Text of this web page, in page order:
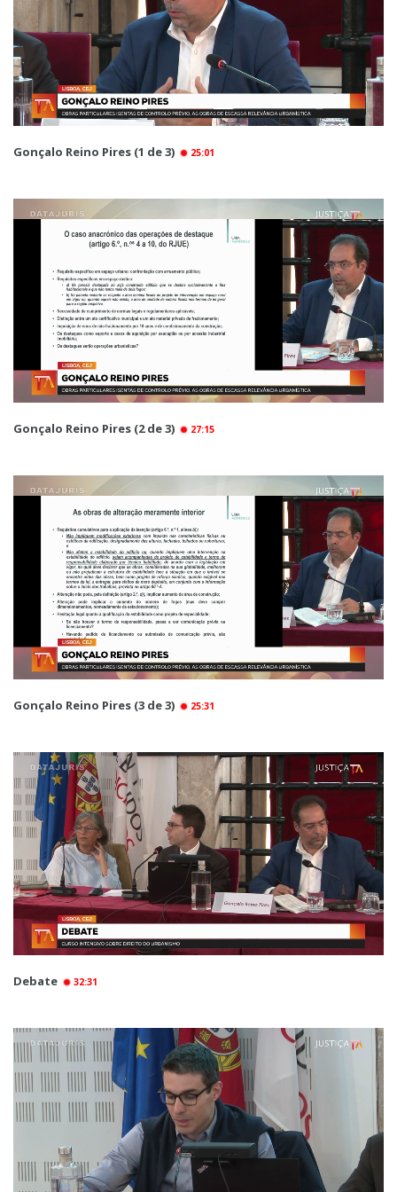
Gonçalo Reino Pires (1 de 3) 25:01
Gonçalo Reino Pires (2 de 3) 27:15
Gonçalo Reino Pires (3 de 3) 25:31
Debate 32:31